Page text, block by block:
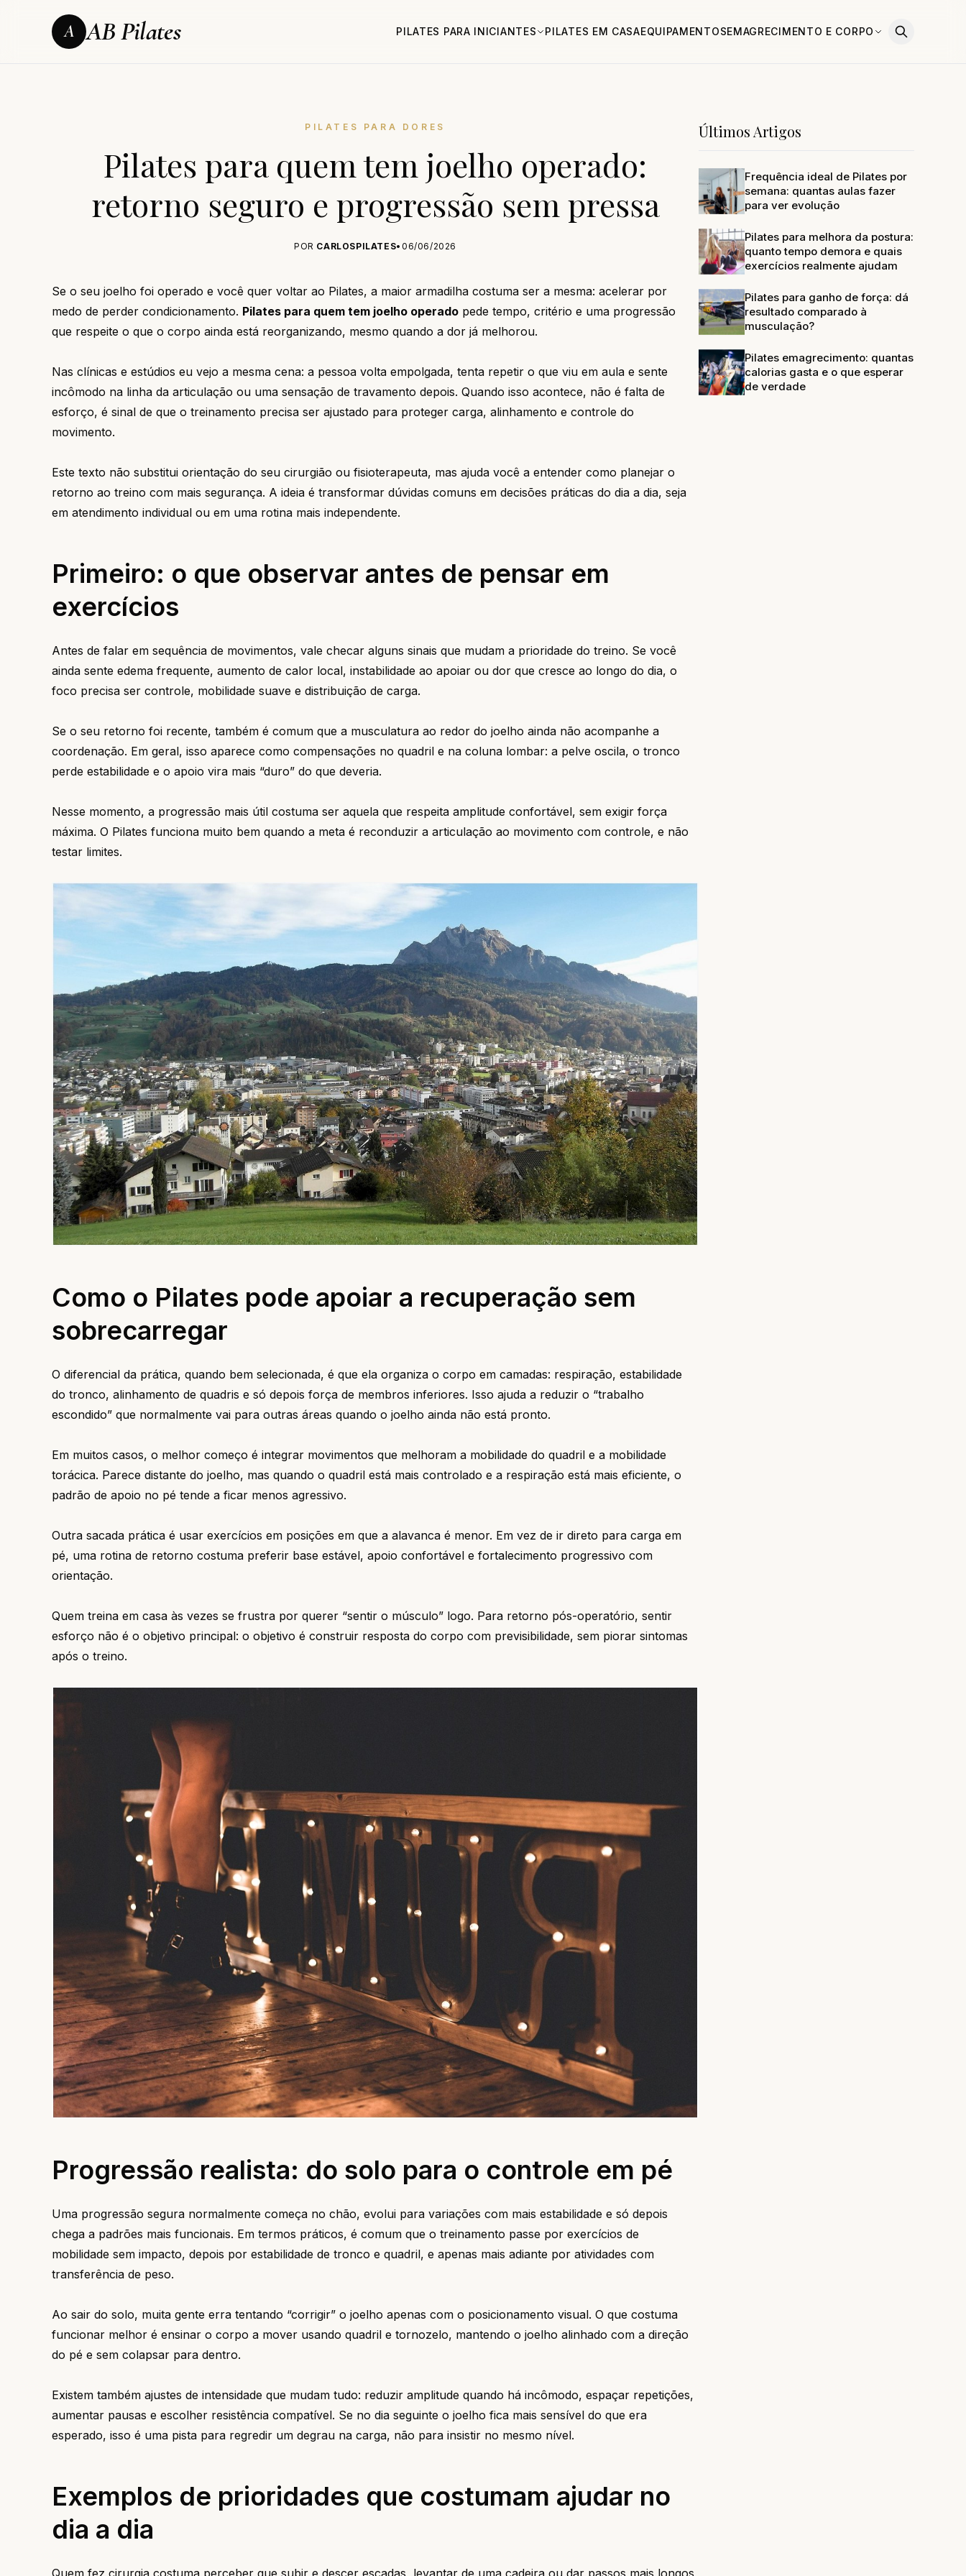
A AB Pilates PILATES PARA INICIANTES PILATES EM CASAEQUIPAMENTOSEMAGRECIMENTO E CORPO
PILATES PARA DORES
Pilates para quem tem joelho operado:
retorno seguro e progressão sem pressa
POR CARLOSPILATES• 06/06/2026
Se o seu joelho foi operado e você quer voltar ao Pilates, a maior armadilha costuma ser a mesma: acelerar por
medo de perder condicionamento. Pilates para quem tem joelho operado pede tempo, critério e uma progressão
que respeite o que o corpo ainda está reorganizando, mesmo quando a dor já melhorou.
Nas clínicas e estúdios eu vejo a mesma cena: a pessoa volta empolgada, tenta repetir o que viu em aula e sente
incômodo na linha da articulação ou uma sensação de travamento depois. Quando isso acontece, não é falta de
esforço, é sinal de que o treinamento precisa ser ajustado para proteger carga, alinhamento e controle do
movimento.
Este texto não substitui orientação do seu cirurgião ou fisioterapeuta, mas ajuda você a entender como planejar o
retorno ao treino com mais segurança. A ideia é transformar dúvidas comuns em decisões práticas do dia a dia, seja
em atendimento individual ou em uma rotina mais independente.
Primeiro: o que observar antes de pensar em
exercícios
Antes de falar em sequência de movimentos, vale checar alguns sinais que mudam a prioridade do treino. Se você
ainda sente edema frequente, aumento de calor local, instabilidade ao apoiar ou dor que cresce ao longo do dia, o
foco precisa ser controle, mobilidade suave e distribuição de carga.
Se o seu retorno foi recente, também é comum que a musculatura ao redor do joelho ainda não acompanhe a
coordenação. Em geral, isso aparece como compensações no quadril e na coluna lombar: a pelve oscila, o tronco
perde estabilidade e o apoio vira mais “duro” do que deveria.
Nesse momento, a progressão mais útil costuma ser aquela que respeita amplitude confortável, sem exigir força
máxima. O Pilates funciona muito bem quando a meta é reconduzir a articulação ao movimento com controle, e não
testar limites.
Como o Pilates pode apoiar a recuperação sem
sobrecarregar
O diferencial da prática, quando bem selecionada, é que ela organiza o corpo em camadas: respiração, estabilidade
do tronco, alinhamento de quadris e só depois força de membros inferiores. Isso ajuda a reduzir o “trabalho
escondido” que normalmente vai para outras áreas quando o joelho ainda não está pronto.
Em muitos casos, o melhor começo é integrar movimentos que melhoram a mobilidade do quadril e a mobilidade
torácica. Parece distante do joelho, mas quando o quadril está mais controlado e a respiração está mais eficiente, o
padrão de apoio no pé tende a ficar menos agressivo.
Outra sacada prática é usar exercícios em posições em que a alavanca é menor. Em vez de ir direto para carga em
pé, uma rotina de retorno costuma preferir base estável, apoio confortável e fortalecimento progressivo com
orientação.
Quem treina em casa às vezes se frustra por querer “sentir o músculo” logo. Para retorno pós-operatório, sentir
esforço não é o objetivo principal: o objetivo é construir resposta do corpo com previsibilidade, sem piorar sintomas
após o treino.
Progressão realista: do solo para o controle em pé
Uma progressão segura normalmente começa no chão, evolui para variações com mais estabilidade e só depois
chega a padrões mais funcionais. Em termos práticos, é comum que o treinamento passe por exercícios de
mobilidade sem impacto, depois por estabilidade de tronco e quadril, e apenas mais adiante por atividades com
transferência de peso.
Ao sair do solo, muita gente erra tentando “corrigir” o joelho apenas com o posicionamento visual. O que costuma
funcionar melhor é ensinar o corpo a mover usando quadril e tornozelo, mantendo o joelho alinhado com a direção
do pé e sem colapsar para dentro.
Existem também ajustes de intensidade que mudam tudo: reduzir amplitude quando há incômodo, espaçar repetições,
aumentar pausas e escolher resistência compatível. Se no dia seguinte o joelho fica mais sensível do que era
esperado, isso é uma pista para regredir um degrau na carga, não para insistir no mesmo nível.
Exemplos de prioridades que costumam ajudar no
dia a dia
Últimos Artigos
Frequência ideal de Pilates por
semana: quantas aulas fazer
para ver evolução
Pilates para melhora da postura:
quanto tempo demora e quais
exercícios realmente ajudam
Pilates para ganho de força: dá
resultado comparado à
musculação?
Pilates emagrecimento: quantas
calorias gasta e o que esperar
de verdade